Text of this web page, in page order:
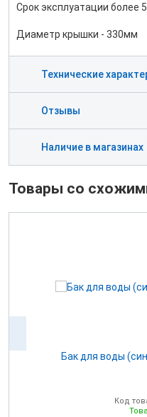
Срок эксплуатации более
Диаметр крышки - 330мм
Технические
Отзывы
Наличие в магазинах
Товары со
Код